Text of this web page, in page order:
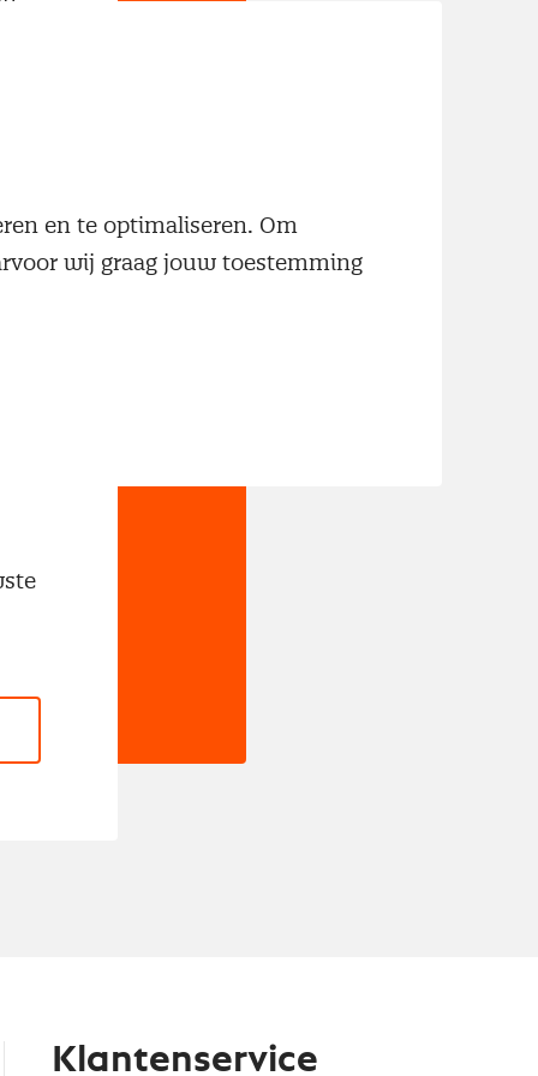
Klantenservice
en te optimaliseren. Om
wij graag jouw toestemming